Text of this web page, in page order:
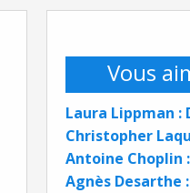
Vous
Laura Lippman :
Christopher